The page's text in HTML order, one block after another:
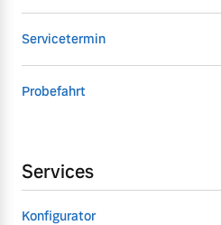
Servicetermin
Probefahrt
Services
Konfigurator